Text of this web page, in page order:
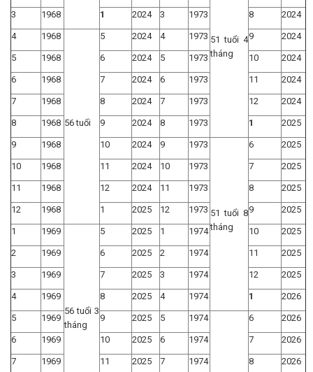
51 tuổi 4
tháng
3 1968 1 2024 3 1973 8 2024
4 1968
56 tuổi
5 2024 4 1973 9 2024
5 1968 6 2024 5 1973 10 2024
6 1968 7 2024 6 1973 11 2024
7 1968 8 2024 7 1973 12 2024
8 1968 9 2024 8 1973 1 2025
9 1968 10 2024 9 1973
51 tuổi 8
tháng
6 2025
10 1968 11 2024 10 1973 7 2025
11 1968 12 2024 11 1973 8 2025
12 1968 1 2025 12 1973 9 2025
1 1969
56 tuổi 3
tháng
5 2025 1 1974 10 2025
2 1969 6 2025 2 1974 11 2025
3 1969 7 2025 3 1974 12 2025
4 1969 8 2025 4 1974 1 2026
5 1969 9 2025 5 1974 6 2026
6 1969 10 2025 6 1974 7 2026
7 1969 11 2025 7 1974 8 2026